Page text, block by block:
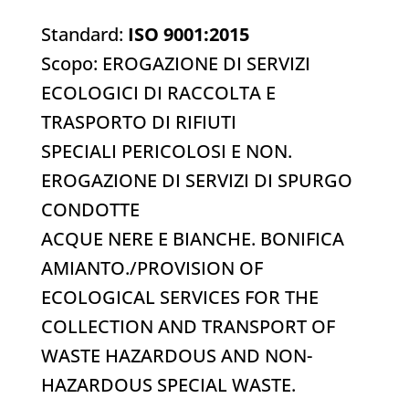
Standard: ISO 9001:2015
Scopo: EROGAZIONE DI SERVIZI
ECOLOGICI DI RACCOLTA E
TRASPORTO DI RIFIUTI
SPECIALI PERICOLOSI E NON.
EROGAZIONE DI SERVIZI DI SPURGO
CONDOTTE
ACQUE NERE E BIANCHE. BONIFICA
AMIANTO./PROVISION OF
ECOLOGICAL SERVICES FOR THE
COLLECTION AND TRANSPORT OF
WASTE HAZARDOUS AND NON-
HAZARDOUS SPECIAL WASTE.